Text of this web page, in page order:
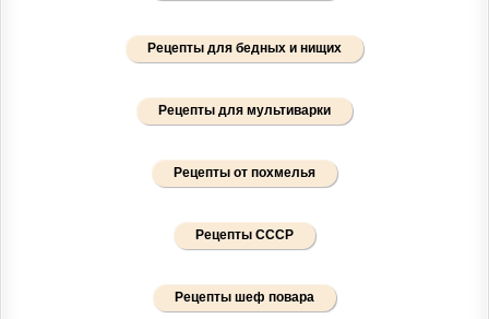
Рецепты для бедных и нищих
Рецепты для мультиварки
Рецепты от похмелья
Рецепты СССР
Рецепты шеф повара